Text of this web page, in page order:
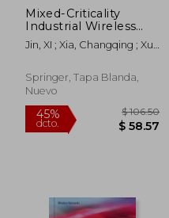
Mixed-Criticality
Industrial Wireless
Networks (en Inglés)
Jin, XI ; Xia, Changqing ; Xu,
Springer, Tapa Blanda,
Nuevo